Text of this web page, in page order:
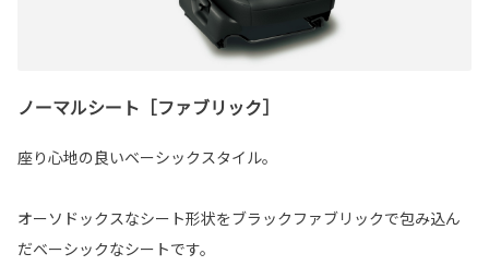
ノーマルシート［ファブリック］
座り心地の良いベーシックスタイル。
オーソドックスなシート形状をブラックファブリックで包み込ん
だベーシックなシートです。